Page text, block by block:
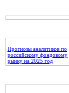
Прогнозы аналитиков по
российскому фондовому
рынку на 2025 год